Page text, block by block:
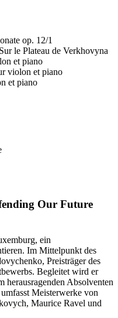
op. 12/1
le Plateau de Verkhovyna
et piano
violon et piano
et piano
Our Future
ein
Im Mittelpunkt des
Preisträger des
Begleitet wird er
herausragenden Absolventen
Meisterwerke von
Maurice Ravel und